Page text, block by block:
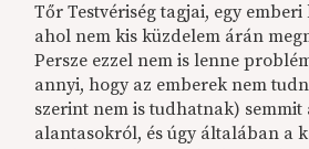
Tőr Testvériség tagjai, egy
ahol nem kis küzdelem árán
Persze ezzel nem is lenne
annyi, hogy az emberek nem
szerint nem is tudhatnak)
alantasokról, és úgy általában a